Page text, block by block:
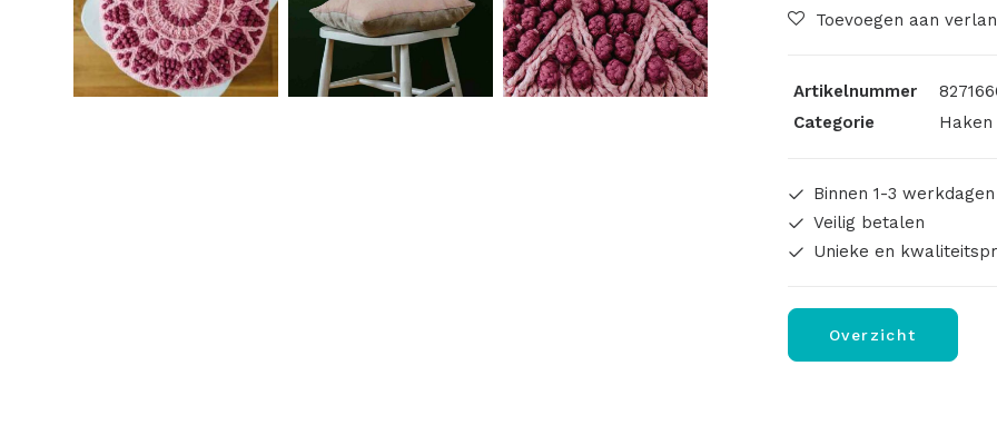
-
aantal
Toevoegen aan
Artikelnummer
Categorie
Haken
Binnen 1-3
Veilig betalen
Unieke en
Overzicht